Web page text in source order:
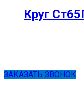
Круг
ЗАКАЗАТЬ ЗВОНОК